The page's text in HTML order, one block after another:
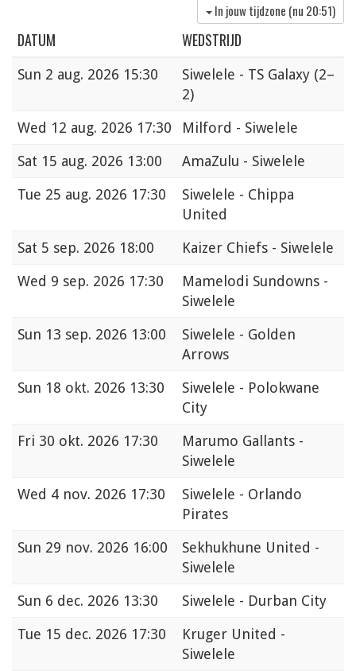
In jouw tijdzone (nu 20:51)
DATUM WEDSTRIJD
Sun 2 aug. 2026 15:30 Siwelele - TS Galaxy (2–
2)
Wed 12 aug. 2026 17:30
Milford - Siwelele
Sat 15 aug. 2026 13:00
AmaZulu - Siwelele
Tue 25 aug. 2026 17:30
Siwelele - Chippa
United
Sat 5 sep. 2026 18:00
Kaizer Chiefs - Siwelele
Wed 9 sep. 2026 17:30
Mamelodi Sundowns -
Siwelele
Sun 13 sep. 2026 13:00
Siwelele - Golden
Arrows
Sun 18 okt. 2026 13:30
Siwelele - Polokwane
City
Fri 30 okt. 2026 17:30
Marumo Gallants -
Siwelele
Wed 4 nov. 2026 17:30
Siwelele - Orlando
Pirates
Sun 29 nov. 2026 16:00
Sekhukhune United -
Siwelele
Sun 6 dec. 2026 13:30
Siwelele - Durban City
Tue 15 dec. 2026 17:30
Kruger United -
Siwelele